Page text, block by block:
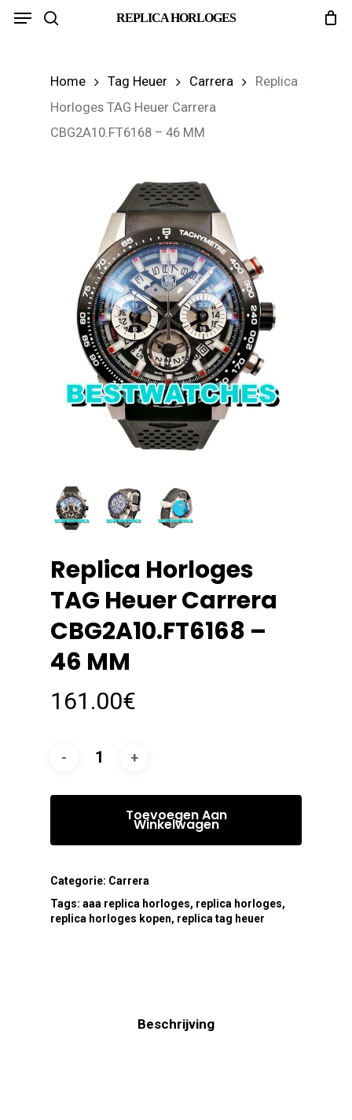
Skip
REPLICA HORLOGES
Menu
Home Tag Heuer Carrera
Replica
Horloges TAG Heuer Carrera
CBG2A10.FT6168 – 46 MM
Replica Horloges
TAG Heuer Carrera
CBG2A10.FT6168 –
46 MM
161.00€
Toevoegen Aan
Winkelwagen
Categorie: Carrera
Tags: aaa replica horloges, replica horloges,
replica horloges kopen, replica tag heuer
Beschrijving